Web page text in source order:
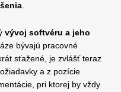
vývoj softvéru a jeho
bývajú pracovné
sťažené, je zvlášť teraz
a z pozície
pri ktorej by vždy